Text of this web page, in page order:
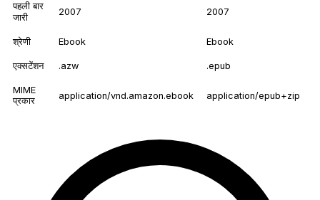
पहली बार
जारी
2007 2007
श्रेणी Ebook Ebook
एक्सटेंशन .azw .epub
MIME
प्रकार
application/vnd.amazon.ebook application/epub+zip